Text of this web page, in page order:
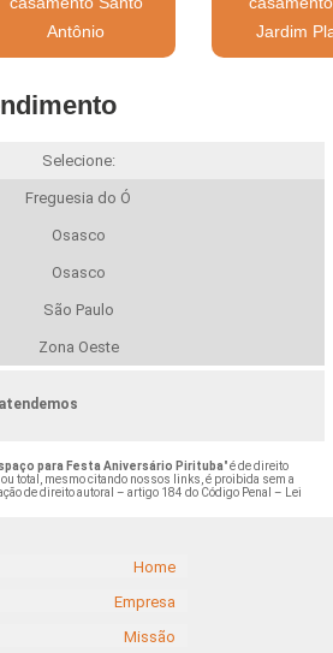
Antônio
Jardim
Selecione:
Freguesia do Ó
Osasco
Osasco
São Paulo
Zona Oeste
para Festa Aniversário Pirituba" é de direito
total, mesmo citando nossos links, é proibida sem a
de direito autoral – artigo 184 do Código Penal –
Lei
Home
Empresa
Missão